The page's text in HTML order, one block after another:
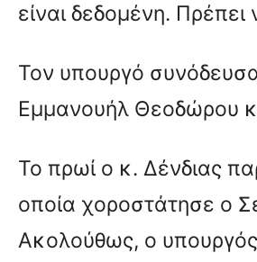
είναι δεδομένη.
Τον υπουργό
Εμμανουήλ Θεοδώρου
Το πρωί ο κ. Δένδιας
οποία χοροστάτησε ο
Ακολούθως, ο